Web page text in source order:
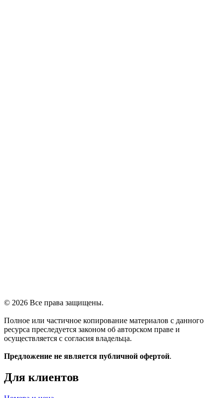
© 2026 Все права защищены.
Полное или частичное копирование материалов с данного
ресурса преследуется законом об авторском праве и
осуществляется с согласия владельца.
Предложение не является публичной офертой.
Для клиентов